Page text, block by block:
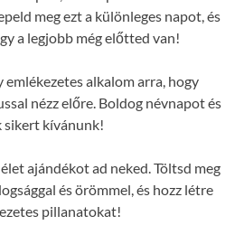
meg ezt a különleges napot, és
a legjobb még előtted van!
emlékezetes alkalom arra, hogy
nézz előre. Boldog névnapot és
sikert kívánunk!
ajándékot ad neked. Töltsd meg
és örömmel, és hozz létre
pillanatokat!